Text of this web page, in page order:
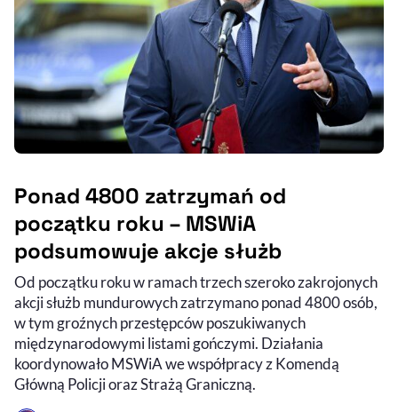
Ponad 4800 zatrzymań od
początku roku – MSWiA
podsumowuje akcje służb
Od początku roku w ramach trzech szeroko zakrojonych
akcji służb mundurowych zatrzymano ponad 4800 osób,
w tym groźnych przestępców poszukiwanych
międzynarodowymi listami gończymi. Działania
koordynowało MSWiA we współpracy z Komendą
Główną Policji oraz Strażą Graniczną.